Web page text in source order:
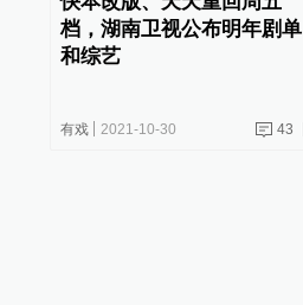
档，湖南卫视公布明年剧单
和综艺
有戏 2021-10-30 43